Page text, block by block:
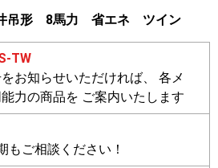
吊形 8馬力 省エネ ツイン
TW
お知らせいただければ、 各メ
力の商品を ご案内いたします
もご相談ください！